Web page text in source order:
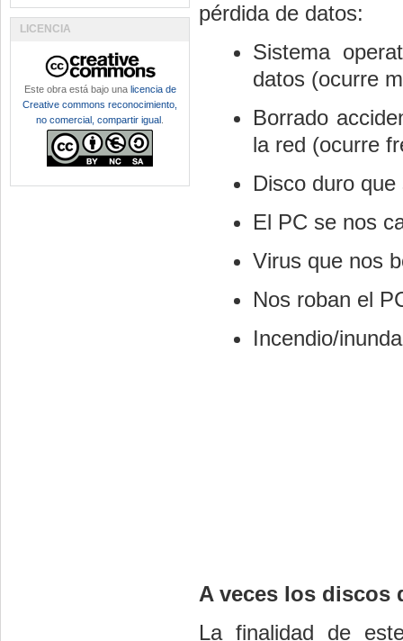
pérdida de datos:
Sistema
datos (ocurre
Borrado
la red (ocurre
Disco duro
El PC se nos
Virus que nos
Nos roban el
Incendio/
A veces los discos
La finalidad de
LICENCIA
Este obra está bajo una licencia de
Creative commons reconocimiento,
no comercial, compartir igual